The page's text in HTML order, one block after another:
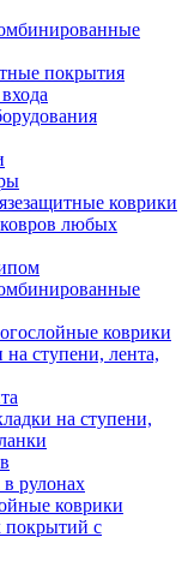
покрытия
коврики
любых
коврики
ступени, лента,
на ступени,
рулонах
коврики
покрытий с